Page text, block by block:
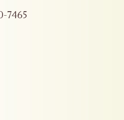
7465